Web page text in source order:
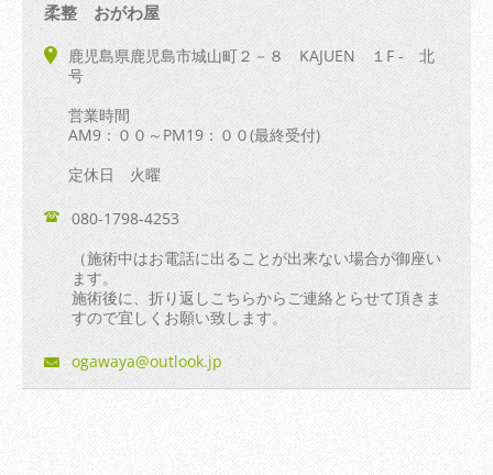
柔整 おがわ屋
鹿児島県鹿児島市城山町２－８ KAJUEN １F - 北
号
営業時間
AM9：００～PM19：００(最終受付)
定休日 火曜
080-1798-4253
（施術中はお電話に出ることが出来ない場合が御座い
ます。
施術後に、折り返しこちらからご連絡とらせて頂きま
すので宜しくお願い致します。
ogawaya@outlook.jp